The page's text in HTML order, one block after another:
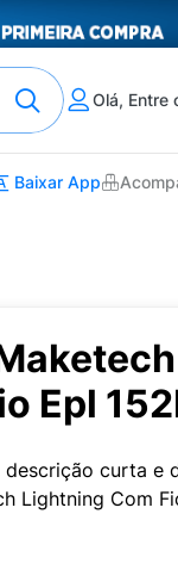
Olá, Entre
Baixar App
Epl
curta e
Lightning Com